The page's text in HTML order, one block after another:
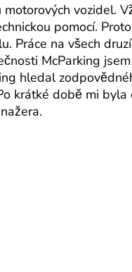
vozidel.
pomocí.
Práce na všech
McParking
hledal
krátké době mi byla